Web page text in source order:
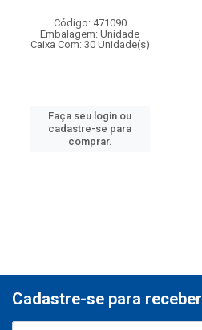
Código: 471090
Embalagem: Unidade
Caixa Com: 30 Unidade(s)
Faça seu login ou
cadastre-se para
comprar.
Cadastre-se para